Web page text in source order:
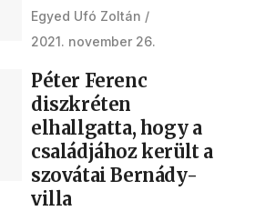
Egyed Ufó Zoltán
2021. november 26.
Péter Ferenc
diszkréten
elhallgatta, hogy a
családjához került a
szovátai Bernády-
villa